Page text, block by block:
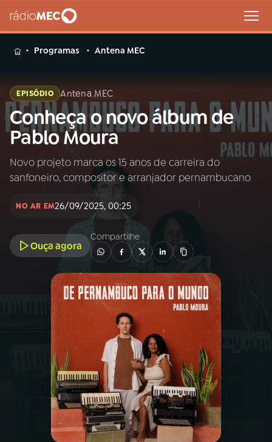
MENU
Buscar
na
Rádio
MEC
Buscar
Início AO VIVO
PROGRAMAÇÃO
PROGRAMAS
PODCASTS
VIDEOCASTS
Programas Antena MEC
EPISÓDIO Antena MEC
Conheça o novo álbum de
Pablo Moura
Novo projeto marca os 15 anos de carreira do
sanfoneiro, compositor e arranjador pernambucano
NO AR EM26/09/2025, 00:25
Ouça agora
Compartilhe